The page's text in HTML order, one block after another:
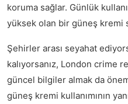
koruma sağlar. Günlük
yüksek olan bir güneş kremi
Şehirler arası seyahat
kalıyorsanız, London crime
güncel bilgiler almak da
güneş kremi kullanımının